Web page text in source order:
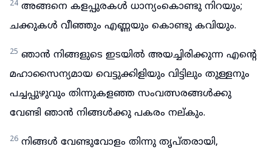
24 അങ്ങനെ കളപ്പുരകൾ ധാന്യംകൊണ്ടു നിറയും;
ചക്കുകൾ വീഞ്ഞും എണ്ണയും കൊണ്ടു കവിയും.
25 ഞാൻ നിങ്ങളുടെ ഇടയിൽ അയച്ചിരിക്കുന്ന എന്റെ
മഹാസൈന്യമായ വെട്ടുക്കിളിയും വിട്ടിലും തുള്ളനും
പച്ചപ്പുഴുവും തിന്നുകളഞ്ഞ സംവത്സരങ്ങൾക്കു
വേണ്ടി ഞാൻ നിങ്ങൾക്കു പകരം നല്കും.
26 നിങ്ങൾ വേണ്ടുവോളം തിന്നു തൃപ്തരായി,